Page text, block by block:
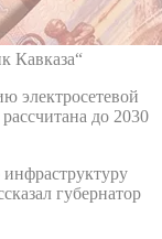
Кавказа“
электросетевой
до 2030
губернатор